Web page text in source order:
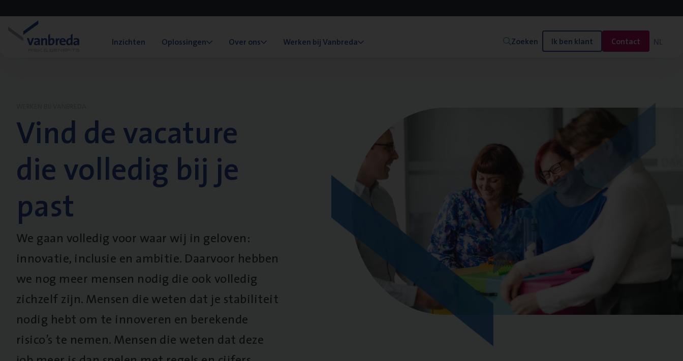
Inzichten Oplossingen Over ons Werken bij Vanbreda Zoeken Ik ben klant Contact NL
Vind de vacature
die volledig bij je
past
We gaan volledig voor waar wij in geloven:
innovatie, inclusie en ambitie. Daarvoor hebben
we nog meer mensen nodig die ook volledig
zichzelf zijn. Mensen die weten dat je stabiliteit
nodig hebt om te innoveren en berekende
risico’s te nemen. Mensen die weten dat deze